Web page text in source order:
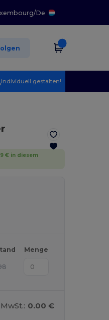
/De
Individuell gestalten!
€ in diesem
Menge
0.00 €